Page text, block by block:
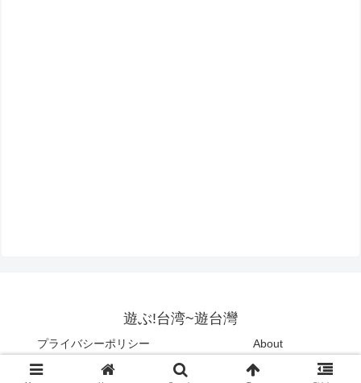
遊ぶ!台湾~遊台灣
プライバシーポリシー About
Copyright © 2015-2026 遊ぶ!台湾~遊台灣 All Rights Reserved.